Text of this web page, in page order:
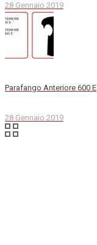
28 Gennaio 2019
Parafango Anteriore 600 E
28 Gennaio 2019